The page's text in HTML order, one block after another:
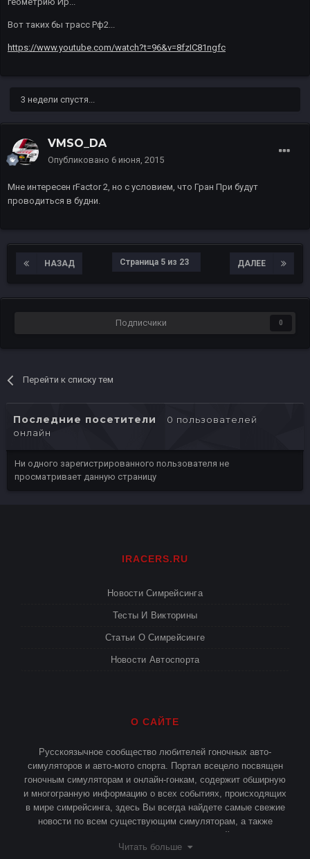
Вот таких бы трасс Рф2...
https://www.youtube.com/watch?t=96&v=8fzIC81ngfc
3 недели спустя...
VMSO_DA
Опубликовано 6 июня, 2015
Мне интересен rFactor 2, но с условием, что Гран При будут
проводиться в будни.
НАЗАД ДАЛЕЕ
Страница 5 из 23
Подписчики 0
Перейти к списку тем
Последние посетители
0 пользователей
онлайн
Ни одного зарегистрированного пользователя не
просматривает данную страницу
IRACERS.RU
Новости Симрейсинга
Тесты И Викторины
Статьи О Симрейсинге
Новости Автоспорта
О САЙТЕ
Русскоязычное сообщество любителей гоночных авто-
симуляторов и авто-мото спорта. Портал всецело посвящен
гоночным симуляторам и онлайн-гонкам, содержит обширную
и многогранную информацию о всех событиях, происходящих
в мире симрейсинга, здесь Вы всегда найдете самые свежие
новости по всем существующим симуляторам, а также
различные статьи и публикации о симрейсинге.
Читать больше